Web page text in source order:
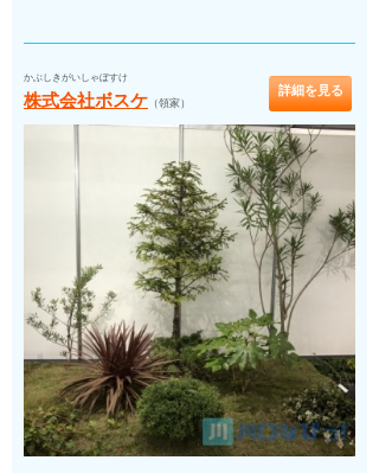
かぶしきがいしゃぼすけ
株式会社ボスケ （領家）
詳細を見る